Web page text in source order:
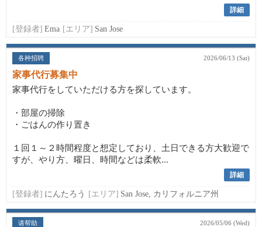
詳細
[登録者] Ema [エリア] San Jose
各种招聘 2026/06/13 (Sat)
家事代行募集中
家事代行をしていただける方を探しています。
・部屋の掃除
・ごはんの作り置き
１回１～２時間程度と想定しており、土日できる方大歓迎で
すが、やり方、曜日、時間などは柔軟...
詳細
[登録者] にんたろう [エリア] San Jose, カリフォルニア州
请帮助 2026/05/06 (Wed)